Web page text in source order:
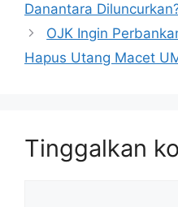
Danantara
OJK Ingin
Hapus Utang Macet
Tinggalkan